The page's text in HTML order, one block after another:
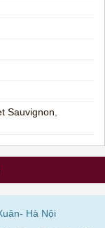
Sauvignon
Hà Nội